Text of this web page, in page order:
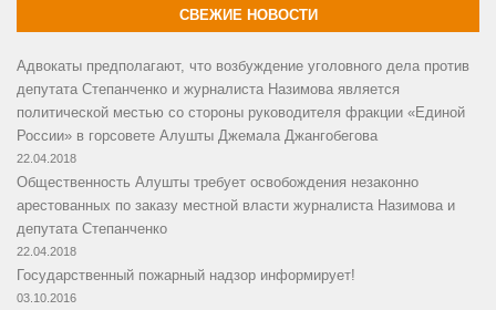
СВЕЖИЕ НОВОСТИ
Адвокаты предполагают, что возбуждение уголовного дела против
депутата Степанченко и журналиста Назимова является
политической местью со стороны руководителя фракции «Единой
России» в горсовете Алушты Джемала Джангобегова
22.04.2018
Общественность Алушты требует освобождения незаконно
арестованных по заказу местной власти журналиста Назимова и
депутата Степанченко
22.04.2018
Государственный пожарный надзор информирует!
03.10.2016